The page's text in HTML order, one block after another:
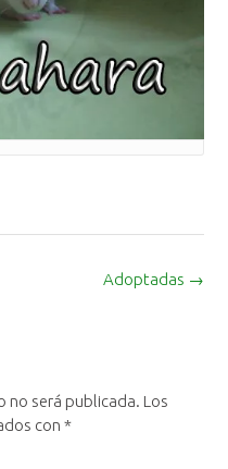
Adoptadas →
no será publicada. Los
con *